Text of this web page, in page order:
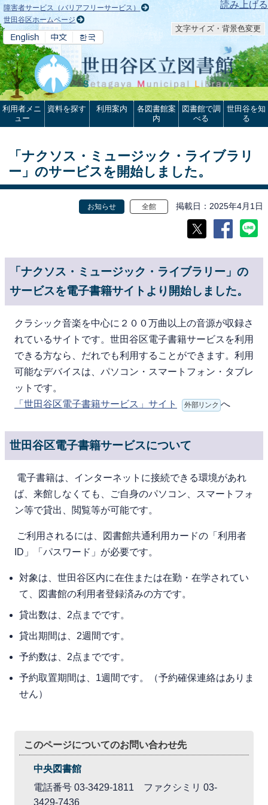
本文へ 読み上げる
障害者サービス（バリアフリーサービス）
世田谷区ホームページ
文字サイズ・背景色変更
利用者メニ
ュー
資料を探す 利用案内
各図書館案
内
図書館で調
べる
世田谷を知
る
「ナクソス・ミュージック・ライブラリ
ー」のサービスを開始しました。
お知らせ 全館 掲載日 2025年4月1日
「ナクソス・ミュージック・ライブラリー」の
サービスを電子書籍サイトより開始しました。
クラシック音楽を中心に２００万曲以上の音源が収録さ
れているサイトです。世田谷区電子書籍サービスを利用
できる方なら、だれでも利用することができます。利用
可能なデバイスは、パソコン・スマートフォン・タブレ
ットです。
「世田谷区電子書籍サービス」サイト
外部リンク へ
世田谷区電子書籍サービスについて
電⼦書籍は、インターネットに接続できる環境があれ
ば、来館しなくても、ご⾃⾝のパソコン、スマートフォ
ン等で貸出、閲覧等が可能です。
ご利⽤されるには、図書館共通利用カードの「利用者
ID」「パスワード」が必要です。
対象は、世⽥⾕区内に在住または在勤・在学されてい
て、図書館の利⽤者登録済みの⽅です。
貸出数は、2点までです。
貸出期間は、2週間です。
予約数は、2点までです。
予約取置期間は、1週間です。（予約確保連絡はありま
せん）
このページについてのお問い合わせ先
中央図書館
電話番号 03-3429-1811 ファクシミリ 03-
3429-7436